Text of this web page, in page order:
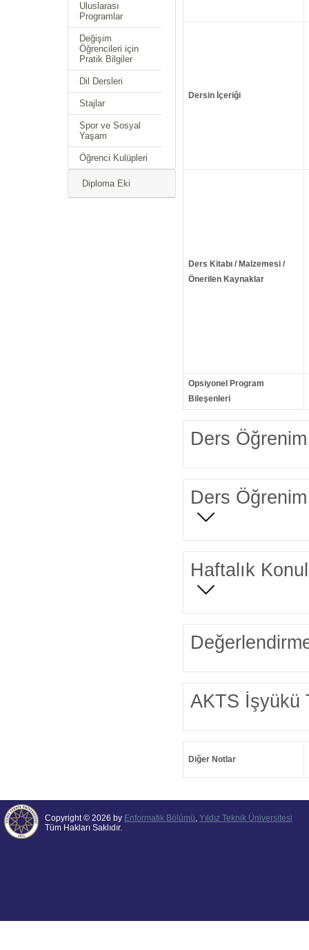
Uluslarası
Programlar
Değişim
Öğrencileri için
Pratik Bilgiler
Dil Dersleri
Stajlar
Spor ve Sosyal
Yaşam
Öğrenci Kulüpleri
Diploma Eki
Dersin İçeriği
Ders Kitabı / Malzemesi /
Önerilen Kaynaklar
Opsiyonel Program
Bileşenleri
Ders Öğrenim
Ders Öğrenim
Haftalık
AKTS İşyükü
Diğer Notlar
Copyright © 2026 by Enformatik Bölümü, Yıldız Teknik Üniversitesi
Tüm Hakları Saklıdır.